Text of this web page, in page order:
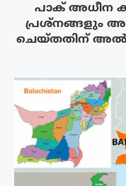
പാക് അധീന
പ്രശ്നങ്ങളും
ചെയ്തതിന് അൽ